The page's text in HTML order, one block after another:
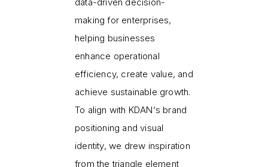
making for enterprises,
helping businesses
enhance operational
efficiency, create value, and
achieve sustainable growth.
To align with KDAN‘s brand
positioning and visual
identity, we drew inspiration
from the triangle element